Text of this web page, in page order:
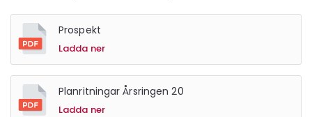
Prospekt
Ladda ner
Planritningar Årsringen 20
Ladda ner